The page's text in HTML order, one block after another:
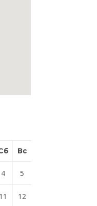
Вс
4 5
11 12